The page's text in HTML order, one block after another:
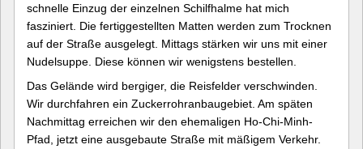
schnelle Einzug der einzelnen Schilfhalme hat mich
fasziniert. Die fertiggestellten Matten werden zum Trocknen
auf der Straße ausgelegt. Mittags stärken wir uns mit einer
Nudelsuppe. Diese können wir wenigstens bestellen.
Das Gelände wird bergiger, die Reisfelder verschwinden.
Wir durchfahren ein Zuckerrohranbaugebiet. Am späten
Nachmittag erreichen wir den ehemaligen Ho-Chi-Minh-
Pfad, jetzt eine ausgebaute Straße mit mäßigem Verkehr.